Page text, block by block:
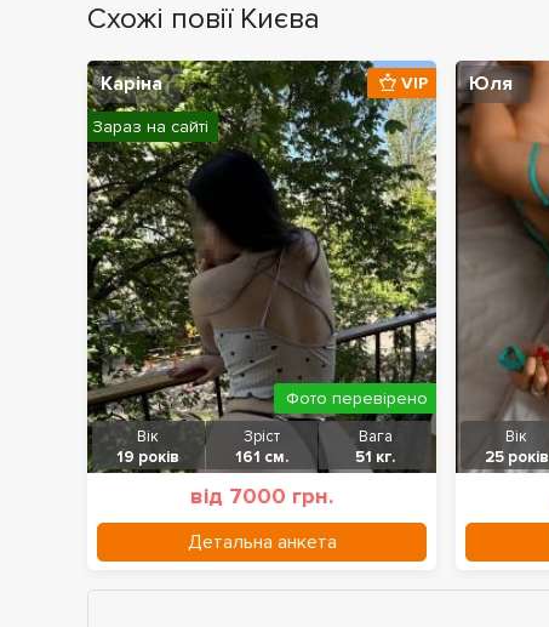
Схожі повії Києва
Каріна
Вік
19 років
Зріст
161 см.
Вага
51 кг.
від 7000 грн.
Детальна анкета
VIP
Зараз на сайті
Фото перевірено
Юля
Вік
25 років